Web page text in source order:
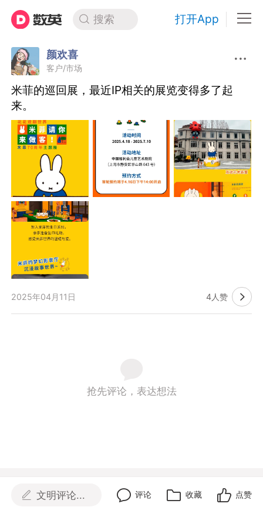
搜索 打开App
颜欢喜
客户/市场
米菲的巡回展，最近IP相关的展览变得多了起
来。
2025年04月11日 4人赞 
抢先评论，表达想法
文明评论... 评论 收藏 点赞